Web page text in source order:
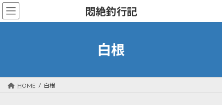
コ
ン
テ
ナ
ビ
ゲ
悶絶釣行記
白根
HOME 白根